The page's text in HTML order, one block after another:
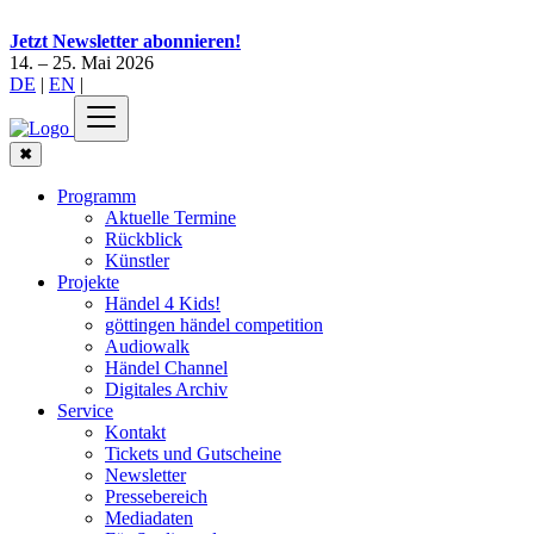
Jetzt Newsletter abonnieren!
14. – 25. Mai 2026
DE | EN |
✖
Programm
Aktuelle Termine
Rückblick
Künstler
Projekte
Händel 4 Kids!
göttingen händel competition
Audiowalk
Händel Channel
Digitales Archiv
Service
Kontakt
Tickets und Gutscheine
Newsletter
Pressebereich
Mediadaten